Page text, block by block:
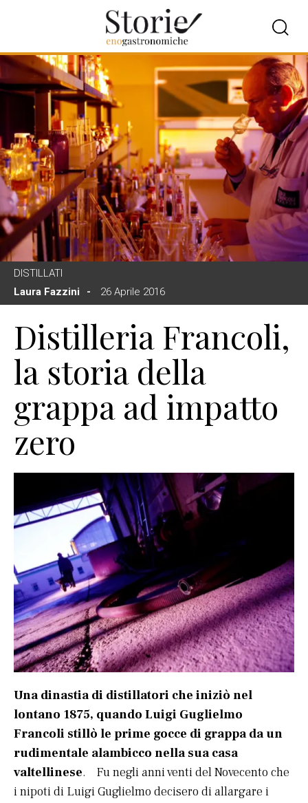
DISTILLATI
Laura Fazzini
26 Aprile 2016
Distilleria Francoli,
la storia della
grappa ad impatto
zero
Una dinastia di distillatori che iniziò nel
lontano 1875, quando Luigi Guglielmo
Francoli stillò le prime gocce di grappa da un
rudimentale alambicco nella sua casa
valtellinese. Fu negli anni venti del Novecento che
i nipoti di Luigi Guglielmo decisero di allargare i